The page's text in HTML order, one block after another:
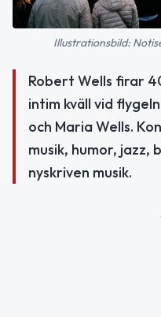
Illustrationsbild:
Robert Wells firar
intim kväll vid
och Maria Wells.
musik, humor, jazz,
nyskriven musik.